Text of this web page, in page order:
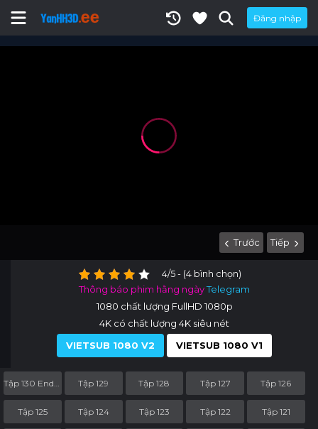
Đăng nhập
Trước Tiếp
4/5 - (4 bình chọn)
Thông báo phim hằng ngàyTelegram
1080 chất lượng FullHD 1080p
4K có chất lượng 4K siêu nét
VIETSUB 1080 V2
VIETSUB 1080 V1
Tập 129 Tập 128 Tập 127 Tập 126
Tập 125 Tập 124 Tập 123 Tập 122 Tập 121